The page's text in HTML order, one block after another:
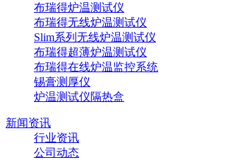
布瑞得炉温测试仪
布瑞得无线炉温测试仪
Slim系列无线炉温测试仪
布瑞得超薄炉温测试仪
布瑞得在线炉温监控系统
锡膏测厚仪
炉温测试仪隔热盒
新闻资讯
行业资讯
公司动态